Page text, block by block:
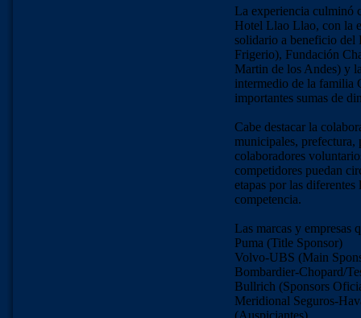
La experiencia culminó
Hotel Llao Llao, con la
solidario a beneficio del
Frigerio), Fundación
Martin de los Andes) y
intermedio de la familia
importantes sumas de
Cabe destacar la
municipales, prefectura,
colaboradores
competidores puedan
etapas por las
competencia.
Las marcas y empresas
Puma (Title Sponsor)
Volvo-UBS (Main
Bombardier-Chopard/
Bullrich (Sponsors
Meridional Seguros-
(Auspiciantes)